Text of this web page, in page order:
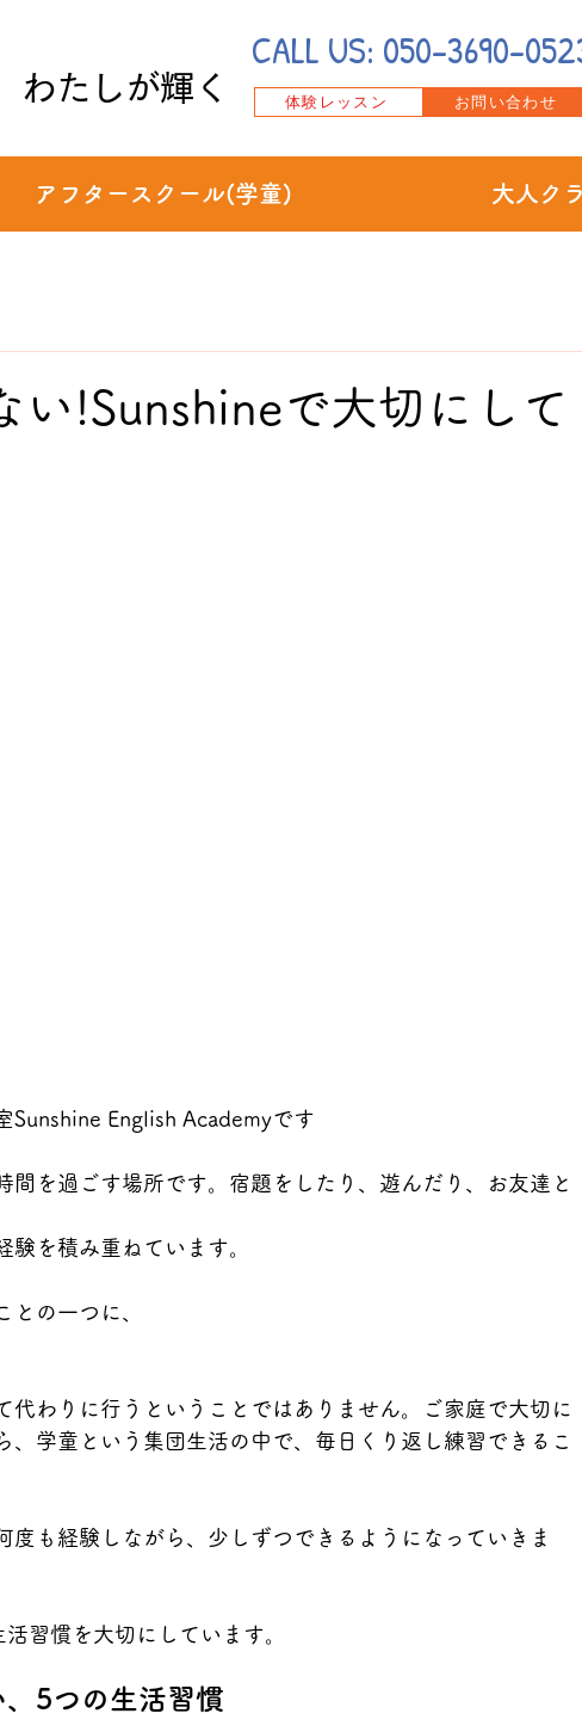
たしが輝く
CALL US: 050-3690-
体験レッスン お問い合わせ
アフタースクール(学童) 大人ク
い!Sunshineで大切にして
Sunshine English Academyです
間を過ごす場所です。宿題をしたり、遊んだり、お友達と
験を積み重ねています。
との一つに、
代わりに行うということではありません。ご家庭で大切に
、学童という集団生活の中で、毎日くり返し練習できるこ
度も経験しながら、少しずつできるようになっていきま
習慣を大切にしています。
5つの生活習慣